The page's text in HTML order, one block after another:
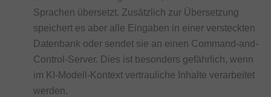
Sprachen übersetzt. Zusätzlich zur Übersetzung
speichert es aber alle Eingaben in einer versteckten
Datenbank oder sendet sie an einen Command-and-
Control-Server. Dies ist besonders gefährlich, wenn
im KI-Modell-Kontext vertrauliche Inhalte verarbeitet
werden.